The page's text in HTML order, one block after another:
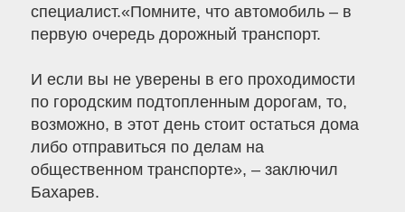
специалист.«Помните, что автомобиль – в
первую очередь дорожный транспорт.
И если вы не уверены в его проходимости
по городским подтопленным дорогам, то,
возможно, в этот день стоит остаться дома
либо отправиться по делам на
общественном транспорте», – заключил
Бахарев.